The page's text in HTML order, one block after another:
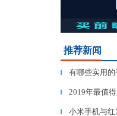
推荐新闻
▎ 有哪些实用
▎ 2019年最值
▎ 小米手机与